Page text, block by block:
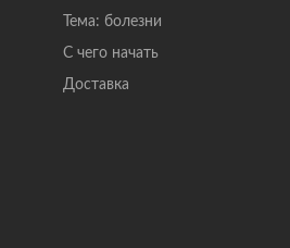
Тема: болезни
С чего начать
Доставка